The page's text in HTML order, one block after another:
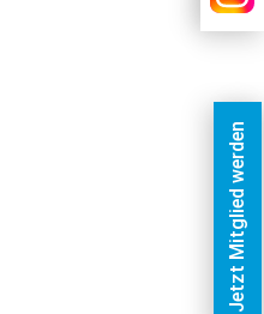
Jetzt Mitglied werden